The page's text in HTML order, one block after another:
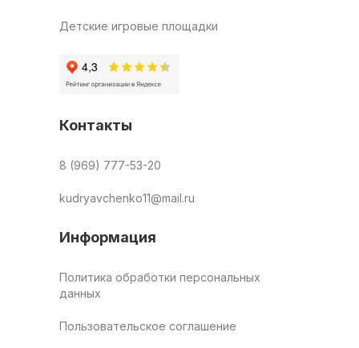
Детские игровые площадки
Контакты
8 (969) 777-53-20
kudryavchenko11@mail.ru
Информация
Политика обработки персональных
данных
Пользовательское соглашение